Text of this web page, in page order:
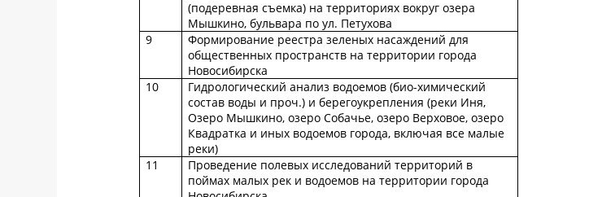
(подеревная съемка) на территориях вокруг озера
Мышкино, бульвара по ул. Петухова
9
Формирование реестра зеленых насаждений для
общественных пространств на территории города
Новосибирска
10
Гидрологический анализ водоемов (био-химический
состав воды и проч.) и берегоукрепления (реки Иня,
Озеро Мышкино, озеро Собачье, озеро Верховое, озеро
Квадратка и иных водоемов города, включая все малые
реки)
11
Проведение полевых исследований территорий в
поймах малых рек и водоемов на территории города